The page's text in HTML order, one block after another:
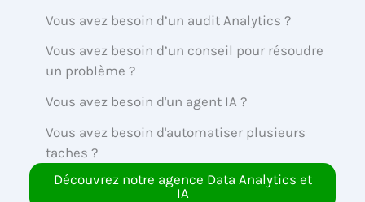
Vous avez besoin d’un audit Analytics ?
Vous avez besoin d’un conseil pour résoudre
un problème ?
Vous avez besoin d'un agent IA ?
Vous avez besoin d'automatiser plusieurs
taches ?
Découvrez notre agence Data Analytics et
IA